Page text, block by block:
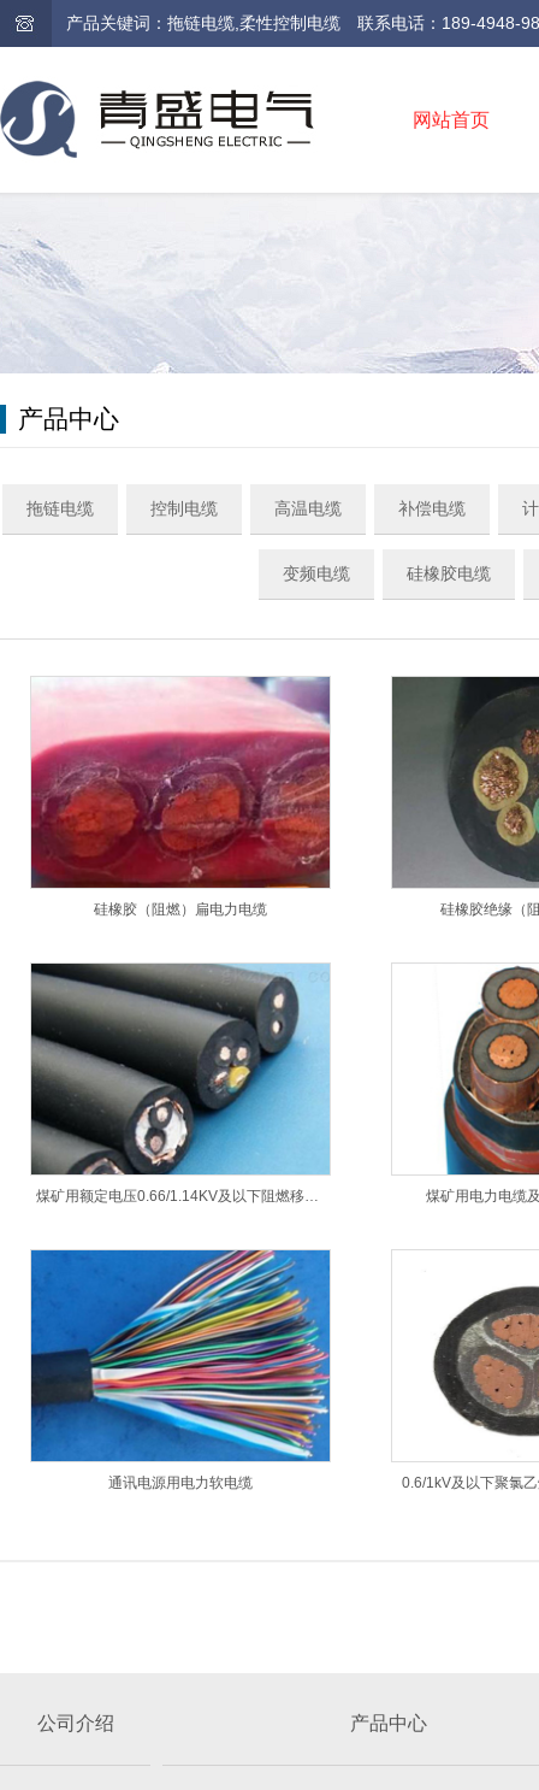
产品关键词：拖链电缆,柔性控制电缆 联系电话：189-4948-
网站首页
产品中心
拖链电缆 控制电缆 高温电缆 补偿电缆
变频电缆 硅橡胶电缆
硅橡胶（阻燃）扁电力电缆 硅橡胶绝缘（
煤矿用额定电压0.66/1.14KV及以下阻燃移动软电缆 煤矿用电力电缆
通讯电源用电力软电缆 0.6/1kV及以下聚氯
公司介绍 产品中心